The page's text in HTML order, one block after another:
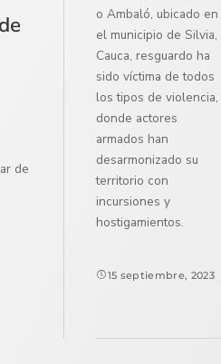
de
o Ambaló, ubicado en
el municipio de Silvia,
Cauca, resguardo ha
sido víctima de todos
los tipos de violencia,
donde actores
armados han
desarmonizado su
territorio con
incursiones y
hostigamientos.
15 septiembre, 2023